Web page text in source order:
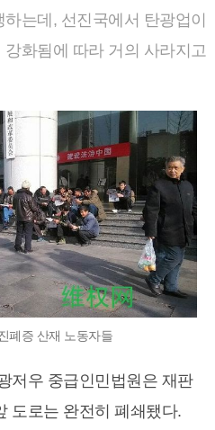
는데, 선진국에서 탄광업이
화됨에 따라 거의 사라지고
폐증 산재 노동자들
저우 중급인민법원은 재판
도로는 완전히 폐쇄됐다.